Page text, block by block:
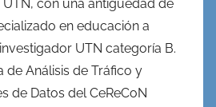
con una antigüedad de
en educación a
UTN categoría B.
de Análisis de Tráfico y
de Datos del CeReCoN